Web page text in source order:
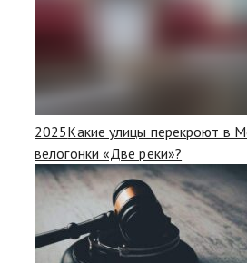
2025Какие улицы перекроют в
велогонки «Две реки»?